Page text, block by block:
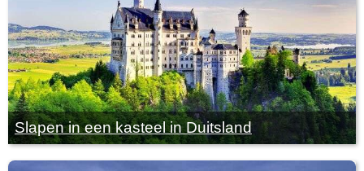
Slapen in een kasteel in Duitsland